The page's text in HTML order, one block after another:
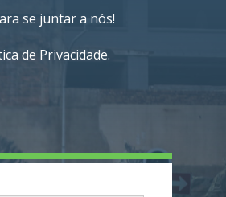
se juntar a nós!
de Privacidade.